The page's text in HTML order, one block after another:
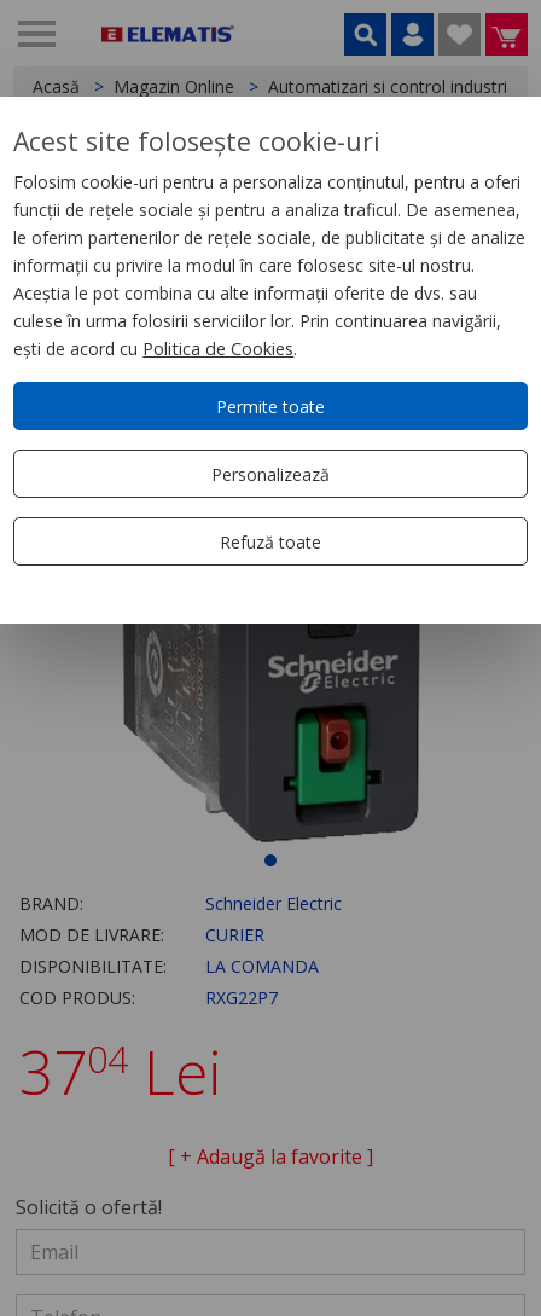
Acasă Magazin Online Automatizari si control industrial
< Relee
Releu Ambrosabil de Interfata,
Zelio Rxg, 2C/O Standard
230Vca-5A, cu Ltb Si Led
BRAND:
Schneider Electric
MOD DE LIVRARE:
CURIER
DISPONIBILITATE:
LA COMANDA
COD PRODUS:
RXG22P7
3704 Lei
[ + Adaugă la favorite ]
Solicită o ofertă!
Acest site folosește cookie-uri
Folosim cookie-uri pentru a personaliza conținutul, pentru a oferi
funcții de rețele sociale și pentru a analiza traficul. De asemenea,
le oferim partenerilor de rețele sociale, de publicitate și de analize
informații cu privire la modul în care folosesc site-ul nostru.
Aceștia le pot combina cu alte informații oferite de dvs. sau
culese în urma folosirii serviciilor lor. Prin continuarea navigării,
ești de acord cu Politica de Cookies.
Permite toate
Personalizează
Refuză toate